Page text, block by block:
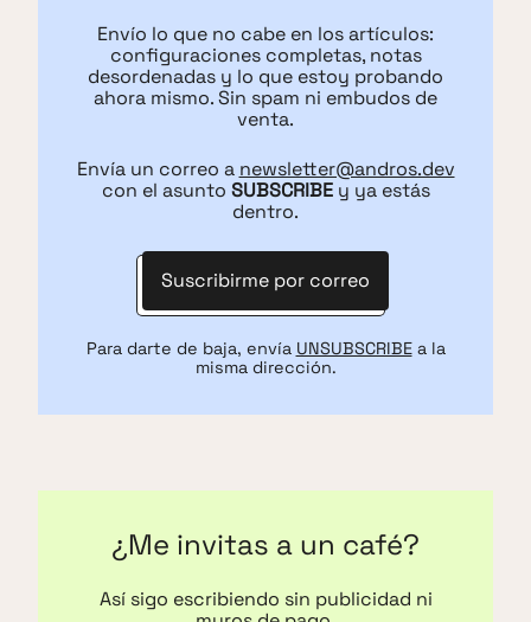
Envío lo que no cabe en los artículos:
configuraciones completas, notas
desordenadas y lo que estoy probando
ahora mismo. Sin spam ni embudos de
venta.
Envía un correo a newsletter@andros.dev
con el asunto SUBSCRIBEy ya estás
dentro.
Suscribirme por correo
Para darte de baja, envía UNSUBSCRIBEa la
misma dirección.
¿Me invitas a un café?
Así sigo escribiendo sin publicidad ni